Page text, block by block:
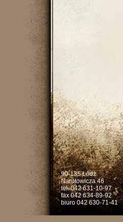
90-135 Łódź
Narutowicza 46
tel. 042 631-10-97
fax 042 634-89-92
biuro 042 630-71-41